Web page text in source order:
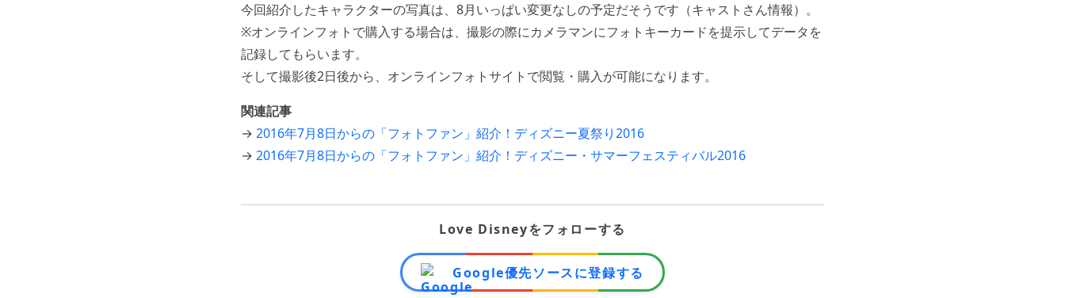
今回紹介したキャラクターの写真は、8月いっぱい変更なしの予定だそうです（キャストさん情報）。
※オンラインフォトで購入する場合は、撮影の際にカメラマンにフォトキーカードを提示してデータを
記録してもらいます。
そして撮影後2日後から、オンラインフォトサイトで閲覧・購入が可能になります。
関連記事
→ 2016年7月8日からの「フォトファン」紹介！ディズニー夏祭り2016
→ 2016年7月8日からの「フォトファン」紹介！ディズニー・サマーフェスティバル2016
Love Disneyをフォローする
Google優先ソースに登録する